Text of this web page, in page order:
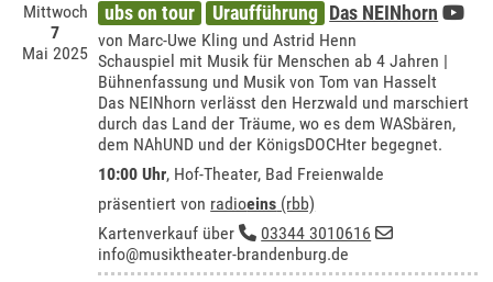
Mittwoch
7
Mai 2025
ubs on tour Uraufführung Das NEINhorn
von Marc-Uwe Kling und Astrid Henn
Schauspiel mit Musik für Menschen ab 4 Jahren |
Bühnenfassung und Musik von Tom van Hasselt
Das NEINhorn verlässt den Herzwald und marschiert
durch das Land der Träume, wo es dem WASbären,
dem NAhUND und der KönigsDOCHter begegnet.
10:00 Uhr, Hof-Theater, Bad Freienwalde
präsentiert von radioeins (rbb)
Kartenverkauf über
03344 3010616
info@musiktheater-brandenburg.de